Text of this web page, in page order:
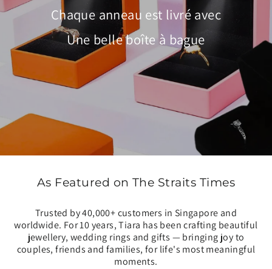
Chaque anneau est livré avec
Une belle boîte à bague
As Featured on The Straits Times
Trusted by 40,000+ customers in Singapore and
worldwide. For 10 years, Tiara has been crafting beautiful
jewellery, wedding rings and gifts — bringing joy to
couples, friends and families, for life's most meaningful
moments.